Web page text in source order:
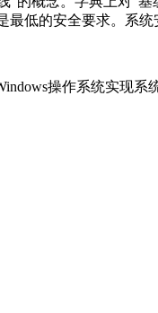
低的安全要求。系
操作系统实现系